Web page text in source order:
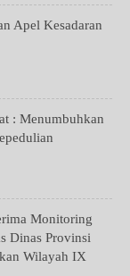
Apel Kesadaran
: Menumbuhkan
Monitoring
Dinas Provinsi
Wilayah IX